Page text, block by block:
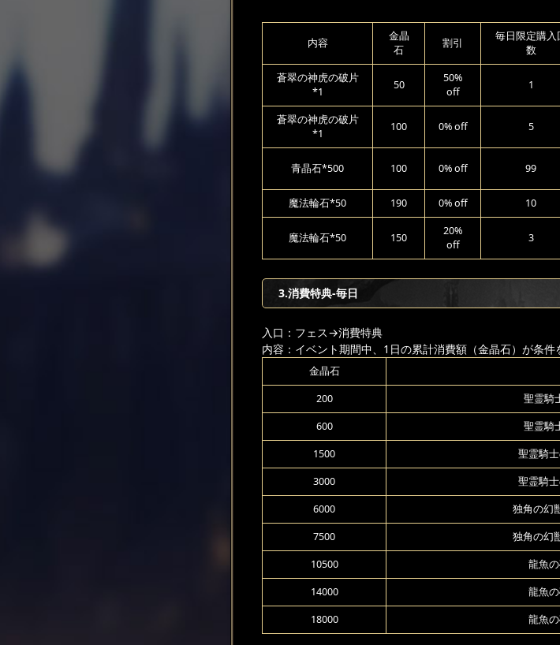
内容
金晶
石
割引
毎日限定購入
数
蒼翠の神虎の破片
*1
50
50%
off
1
蒼翠の神虎の破片
*1
100 0% off 5
青晶石*500 100 0% off 99
魔法輪石*50 190 0% off 10
魔法輪石*50 150
20%
off
3
3.消費特典-毎日
入口：フェス→消費特典
内容：イベント期間中、1日の累計消費額（金晶石）が条件
金晶石
200 聖霊騎
600 聖霊騎
1500 聖霊騎
3000 聖霊騎
6000 独角の幻
7500 独角の幻
10500 龍魚
14000 龍魚
18000 龍魚